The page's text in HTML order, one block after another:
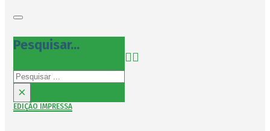
Pesquisar...
Pesquisar
×
EDIÇÃO IMPRESSA